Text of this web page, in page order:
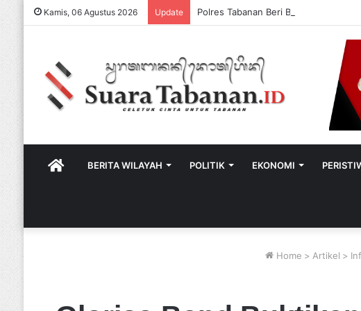
Kamis, 06 Agustus 2026 Update
HOMEBERITA WILAYAH POLITIK EKONOMI
Home > Artikel >